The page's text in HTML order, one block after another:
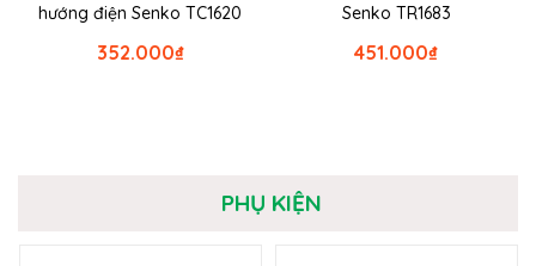
hướng điện Senko TC1620
₫
352.000
Senko TR1683
₫
451.000
PHỤ KIỆN